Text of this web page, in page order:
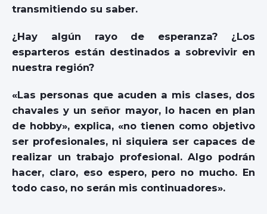
transmitiendo su saber.
¿Hay algún rayo de esperanza? ¿Los
esparteros están destinados a sobrevivir en
nuestra región?
«Las personas que acuden a mis clases, dos
chavales y un señor mayor, lo hacen en plan
de hobby», explica, «no tienen como objetivo
ser profesionales, ni siquiera ser capaces de
realizar un trabajo profesional. Algo podrán
hacer, claro, eso espero, pero no mucho. En
todo caso, no serán mis continuadores».